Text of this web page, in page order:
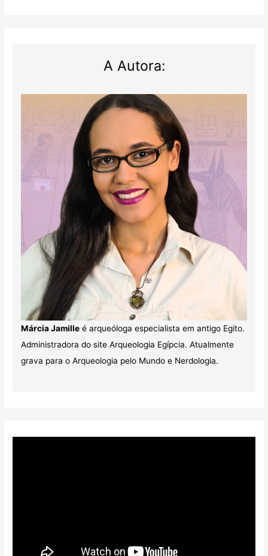
A Autora:
Márcia Jamilleé arqueóloga especialista em antigo Egito.
Administradora do site Arqueologia Egípcia. Atualmente
grava para o Arqueologia pelo Mundo e Nerdologia.